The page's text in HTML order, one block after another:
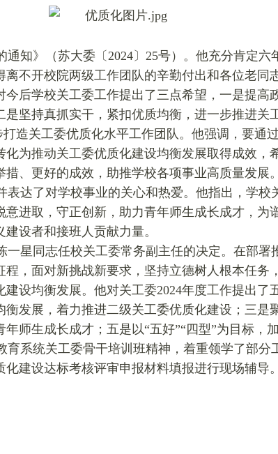
知》（苏大委〔2024〕25号）。他充分肯定
不开校院两级工作团队的辛勤付出和各位老同
后学校关工委工作提出了三点希望，一是提高
坚持真抓实干，紧扣优质均衡，进一步推进关
造关工委优质化水平工作团队。他强调，要通
为推动关工委优质化建设均衡发展取得成效，
、更好的成效，助推学校各项事业高质量发展。
表达了对学校事业的关心和热爱。他指出，学校
进取，守正创新，助力青年师生成长成才，为
设者和接班人贡献力量。
星同志任校关工委常务副主任的决定。在部署
，面对新挑战新要求，坚持立德树人根本任务
设均衡发展。他对关工委2024年度工作提出了
衡发展，着力推进二级关工委优质化建设；三是
师生成长成才；五是以“五好”“四型”为目标，
育系统关工委骨干培训班精神，着重领学了部分
建设达标考核评审申报材料填报进行现场辅导。